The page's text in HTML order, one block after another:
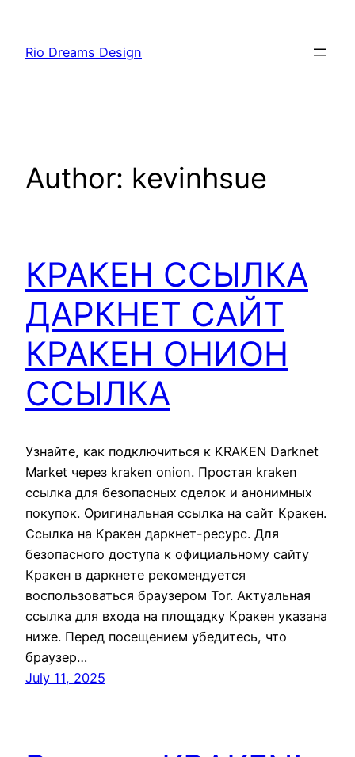
content
Rio Dreams Design
Author: kevinhsue
КРАКЕН ССЫЛКА
ДАРКНЕТ САЙТ
КРАКЕН ОНИОН
ССЫЛКА
Узнайте, как подключиться к KRAKEN Darknet
Market через kraken onion. Простая kraken
ссылка для безопасных сделок и анонимных
покупок. Оригинальная ссылка на сайт Кракен.
Ссылка на Кракен даркнет-ресурс. Для
безопасного доступа к официальному сайту
Кракен в даркнете рекомендуется
воспользоваться браузером Tor. Актуальная
ссылка для входа на площадку Кракен указана
ниже. Перед посещением убедитесь, что
браузер…
July 11, 2025